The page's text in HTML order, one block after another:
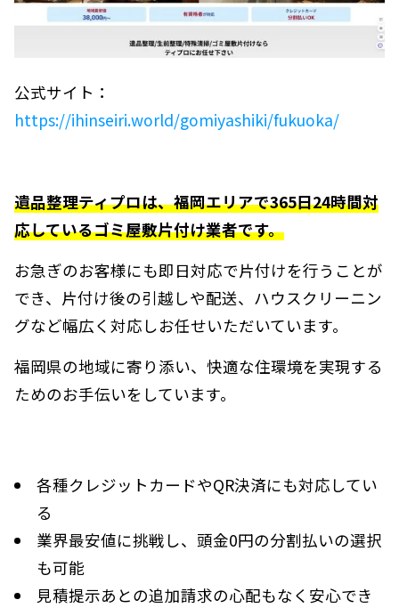
公式サイト：
https://ihinseiri.world/gomiyashiki/fukuoka/
遺品整理ティプロは、福岡エリアで365日24時間対
応しているゴミ屋敷片付け業者です。
お急ぎのお客様にも即日対応で片付けを行うことが
でき、片付け後の引越しや配送、ハウスクリーニン
グなど幅広く対応しお任せいただいています。
福岡県の地域に寄り添い、快適な住環境を実現する
ためのお手伝いをしています。
各種クレジットカードやQR決済にも対応してい
る
業界最安値に挑戦し、頭金0円の分割払いの選択
も可能
見積提示あとの追加請求の心配もなく安心でき